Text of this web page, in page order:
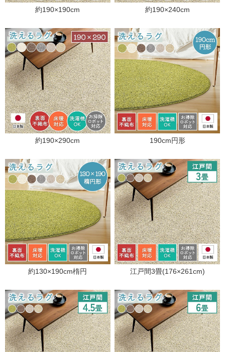
約190×190cm 約190×240cm
約190×290cm 190cm円形
約130×190cm楕円 江戸間3畳(176×261cm)